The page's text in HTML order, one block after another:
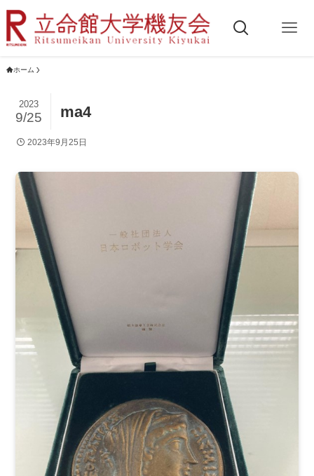
ホーム
ma4
2023
9/25
2023年9月25日